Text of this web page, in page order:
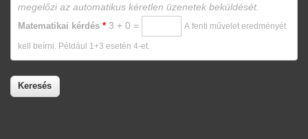
megelőzi az automatikus kéretlen üzenetek beküldését.
Matematikai kérdés * 3 + 0 = A fenti művelet eredményét
kell beírni. Például 1+3 esetén 4-et.